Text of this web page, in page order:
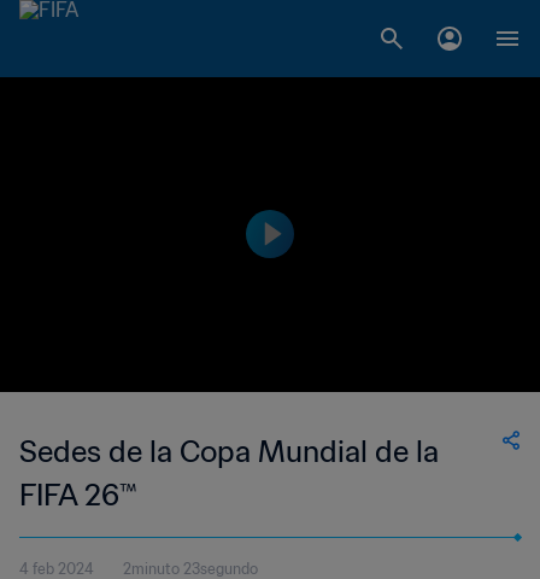
Sedes de la Copa Mundial de la
FIFA 26™
4 feb 2024 2minuto 23segundo